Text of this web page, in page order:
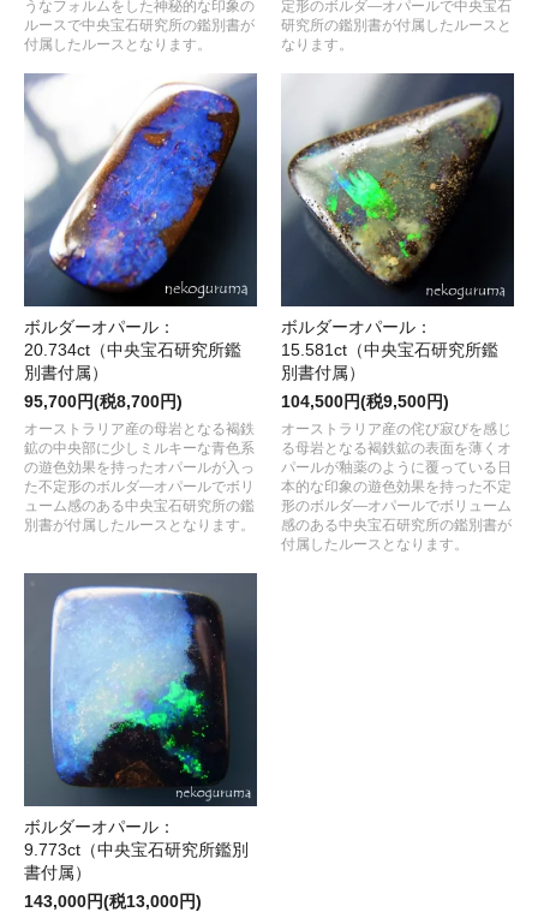
うなフォルムをした神秘的な印象の
ルースで中央宝石研究所の鑑別書が
付属したルースとなります。
定形のボルダ―オパールで中央宝石
研究所の鑑別書が付属したルースと
なります。
ボルダーオパール：
20.734ct（中央宝石研究所鑑
別書付属）
95,700円(税8,700円)
オーストラリア産の母岩となる褐鉄
鉱の中央部に少しミルキーな青色系
の遊色効果を持ったオパールが入っ
た不定形のボルダ―オパールでボリ
ューム感のある中央宝石研究所の鑑
別書が付属したルースとなります。
ボルダーオパール：
15.581ct（中央宝石研究所鑑
別書付属）
104,500円(税9,500円)
オーストラリア産の侘び寂びを感じ
る母岩となる褐鉄鉱の表面を薄くオ
パールが釉薬のように覆っている日
本的な印象の遊色効果を持った不定
形のボルダ―オパールでボリューム
感のある中央宝石研究所の鑑別書が
付属したルースとなります。
ボルダーオパール：
9.773ct（中央宝石研究所鑑別
書付属）
143,000円(税13,000円)